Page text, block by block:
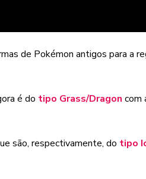
de Pokémon antigos para a
é do tipo Grass/Dragon com
são, respectivamente, do tipo